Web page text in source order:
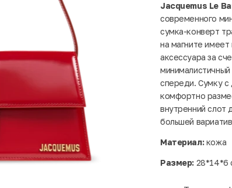
Jacquemus Le
современного
сумка-конверт
на магните
аксессуара за
спереди. Сумку с
комфортно
внутренний слот
большей
Материал:кожа
Размер: 28*14*6